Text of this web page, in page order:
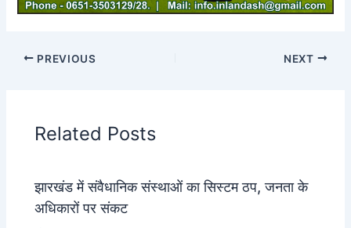
PREVIOUS NEXT
Related Posts
झारखंड में संवैधानिक संस्थाओं का सिस्टम ठप, जनता के
अधिकारों पर संकट